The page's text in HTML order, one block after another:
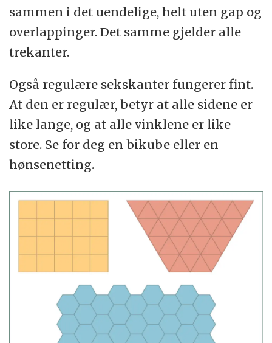
(Kilde:Wikipedia)
sammen i det uendelige, helt uten gap og
overlappinger. Det samme gjelder alle
trekanter.
Også regulære sekskanter fungerer fint.
At den er regulær, betyr at alle sidene er
like lange, og at alle vinklene er like
store. Se for deg en bikube eller en
hønsenetting.